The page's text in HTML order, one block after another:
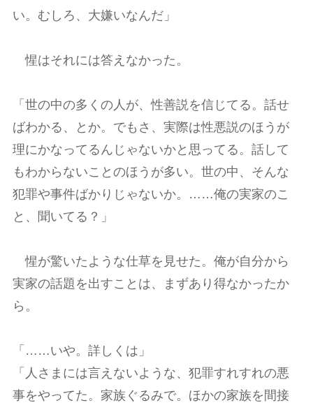
い。むしろ、大嫌いなんだ」
惺はそれには答えなかった。
「世の中の多くの人が、性善説を信じてる。話せ
ばわかる、とか。でもさ、実際は性悪説のほうが
理にかなってるんじゃないかと思ってる。話して
もわからないことのほうが多い。世の中、そんな
犯罪や事件ばかりじゃないか。……俺の実家のこ
と、聞いてる？」
惺が驚いたような仕草を見せた。俺が自分から
実家の話題を出すことは、まずあり得なかったか
ら。
「……いや。詳しくは」
「人さまには言えないような、犯罪すれすれの悪
事をやってた。家族ぐるみで。ほかの家族を間接